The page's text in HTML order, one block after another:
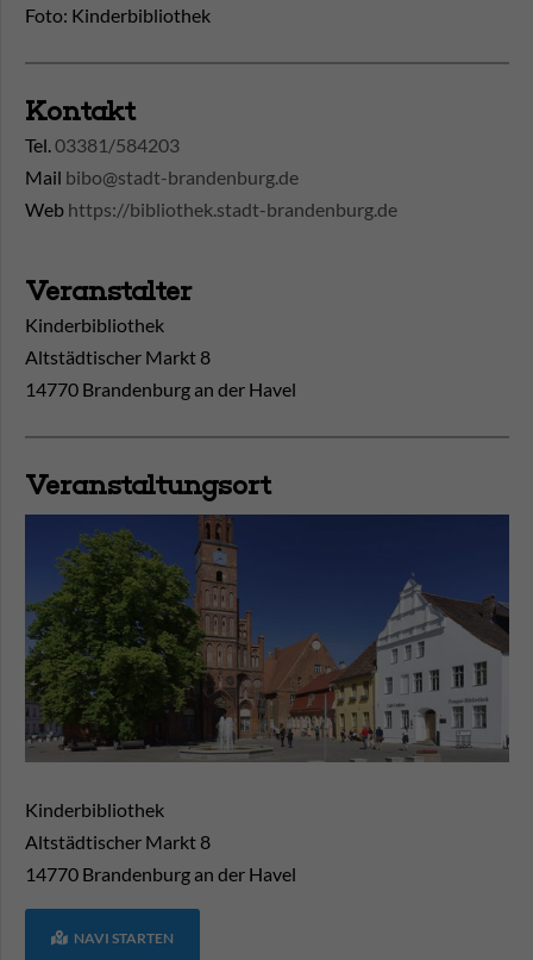
Foto: Kinderbibliothek
Kontakt
Tel.03381/584203
Mail bibo@stadt-brandenburg.de
Web https://bibliothek.stadt-brandenburg.de
Veranstalter
Kinderbibliothek
Altstädtischer Markt 8
14770 Brandenburg an der Havel
Veranstaltungsort
Kinderbibliothek
Altstädtischer Markt 8
14770 Brandenburg an der Havel
NAVI STARTEN